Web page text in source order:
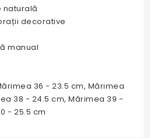
naturală
decorative
manual
36 - 23.5 cm, Mărimea
38 - 24.5 cm, Mărimea 39 -
- 25.5 cm